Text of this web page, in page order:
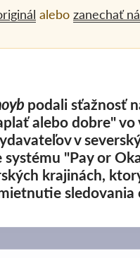
alebo zanechať
podali sťažnosť
alebo dobre"
v
"Pay or
krajinách,
sledovania